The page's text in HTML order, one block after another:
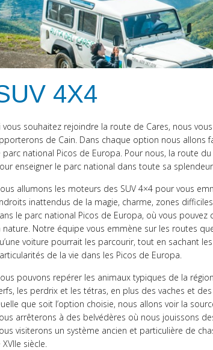
4X4
vous souhaitez rejoindre la route de Cares, nous
de Cain. Dans chaque option nous allons
parc national Picos de Europa. Pour nous, la route du
enseigner le parc national dans toute sa
allumons les moteurs des SUV 4×4 pour vous
inattendus de la magie, charme, zones
le parc national Picos de Europa, où vous pouvez
nature. Notre équipe vous emmène sur les routes
voiture pourrait les parcourir, tout en sachant
de la vie dans les Picos de Europa.
pouvons repérer les animaux typiques de la
les perdrix et les tétras, en plus des vaches et
que soit l’option choisie, nous allons voir la
arrêterons à des belvédères où nous jouissons
visiterons un système ancien et particulière de
XVIIe siècle.